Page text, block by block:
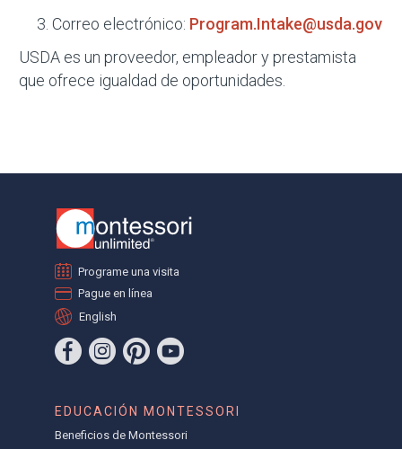
Correo electrónico: Program.Intake@usda.gov
USDA es un proveedor, empleador y prestamista
que ofrece igualdad de oportunidades.
Programe una visita
Pague en línea
English
EDUCACIÓN MONTESSORI
Beneficios de Montessori